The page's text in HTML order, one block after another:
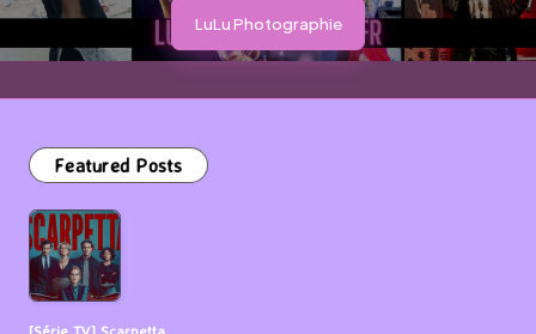
LuLu Photographie
Featured Posts